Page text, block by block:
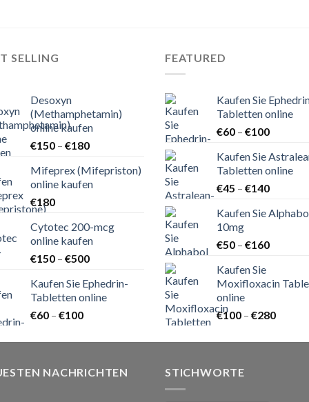
SELLING
Desoxyn
(Methamphetamin)
online kaufen
€150 – €180Preisspanne:
bis
€180
Mifeprex (Mifepriston)
online kaufen
€180
Cytotec 200-mcg
online kaufen
€150 – €500Preisspanne:
bis
€500
Kaufen Sie Ephedrin-
Tabletten online
€60 – €100Preisspanne:
bis
FEATURED
Kaufen Sie
Tabletten online
€60 – €100
bis
€100
Kaufen Sie
Tabletten online
€45 – €140
bis
Kaufen Sie
10mg
€50 – €160
€160
Kaufen Sie
Moxifloxacin
online
€100 – €280
bis
NACHRICHTEN
STICHWORTE